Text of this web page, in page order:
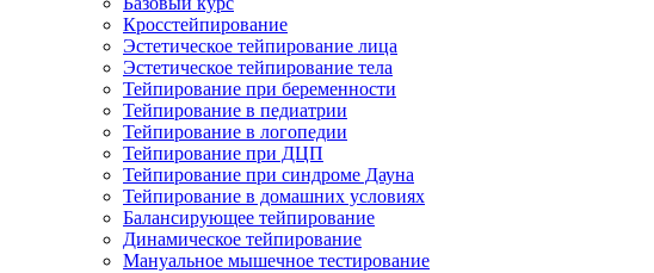
Кросстейпирование
Эстетическое тейпирование лица
Эстетическое тейпирование тела
Тейпирование при беременности
Тейпирование в педиатрии
Тейпирование в логопедии
Тейпирование при ДЦП
Тейпирование при синдроме Дауна
Тейпирование в домашних условиях
Балансирующее тейпирование
Динамическое тейпирование
Мануальное мышечное тестирование